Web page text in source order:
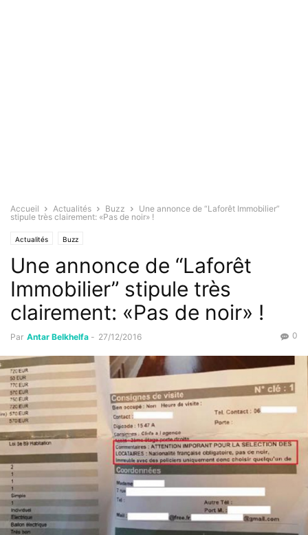
Accueil Actualités Buzz
Une annonce de “Laforêt Immobilier”
stipule très clairement: «Pas de noir» !
Actualités Buzz
Une annonce de “Laforêt
Immobilier” stipule très
clairement: «Pas de noir» !
Par Antar Belkhelfa - 27/12/2016 0